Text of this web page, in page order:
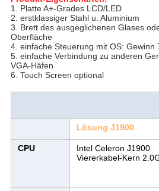
1. Platte A+-Grades LCD/LED
2. erstklassiger Stahl u. Aluminium
3. Brett des ausgeglichenen Glases
Oberfläche
4. einfache Steuerung mit OS: Gewinn
5. einfache Verbindung zu anderen
VGA-Häfen
6. Touch Screen optional
Lösung J1900
CPU
Intel Celeron J1900
Viererkabel-Kern